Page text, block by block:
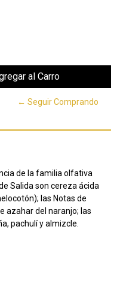
← Seguir Comprando
de la familia olfativa
Salida son cereza ácida
las Notas de
azahar del naranjo; las
pachulí y almizcle.